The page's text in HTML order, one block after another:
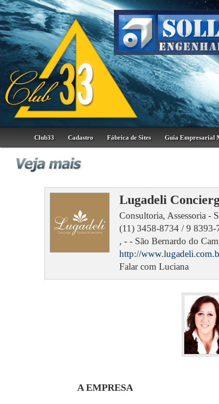
Club33 Cadastro Fábrica de Sites Guia Empresarial
Lugadeli
Consultoria, Assessoria -
(11) 3458-8734 / 9 8393-
, - - São Bernardo do
http://
Falar com Luciana
A EMPRESA